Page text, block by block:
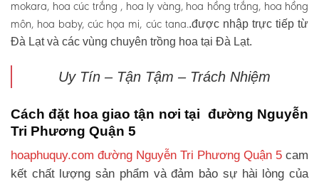
mokara, hoa cúc trắng , hoa ly vàng, hoa hồng trắng, hoa hồng
môn, hoa baby, cúc họa mi, cúc tana..được nhập trực tiếp từ
Đà Lạt và các vùng chuyên trồng hoa tại Đà Lạt.
Uy Tín – Tận Tậm – Trách Nhiệm
Cách đặt hoa giao tận nơi tại đường Nguyễn
Tri Phương Quận 5
hoaphuquy.com đường Nguyễn Tri Phương Quận 5 cam
kết chất lượng sản phẩm và đảm bảo sự hài lòng của